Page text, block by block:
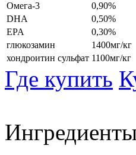
Омега‐3
0,90%
DHA
0,50%
EPA
0,30%
глюкозамин
1400мг/кг
хондроитин сульфат 1100мг/кг
Где купить